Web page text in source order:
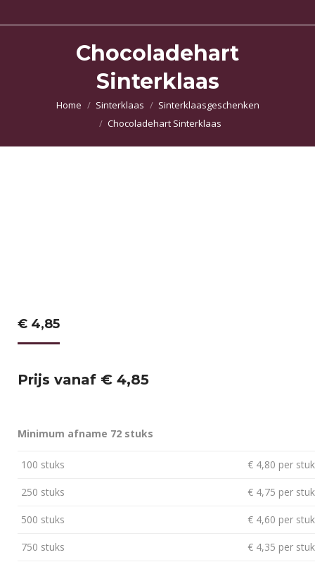
Chocoladehart
Sinterklaas
Je bent hier:
Home Sinterklaas
Sinterklaasgeschenken
Chocoladehart Sinterklaas
€ 4,85
Prijs vanaf € 4,85
Minimum afname 72 stuks
100 stuks € 4,80 per stuk
250 stuks € 4,75 per stuk
500 stuks € 4,60 per stuk
750 stuks € 4,35 per stuk